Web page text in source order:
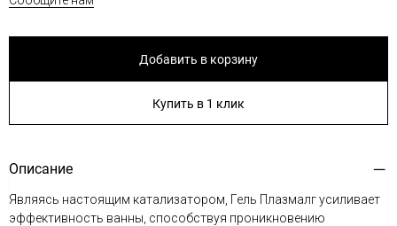
Добавить в корзину
Купить в 1 клик
Описание
Являясь настоящим катализатором, Гель Плазмалг усиливает
эффективность ванны, способствуя проникновению